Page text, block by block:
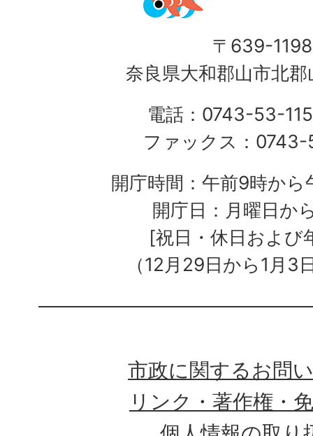
〒639-1198
奈良県大和郡山市北
電話：0743-53-
ファックス：
開庁時間：午前9時か
開庁日：月曜日か
[祝日・休日および
（12月29日から1月3
市政に関するお問
リンク・著作権・